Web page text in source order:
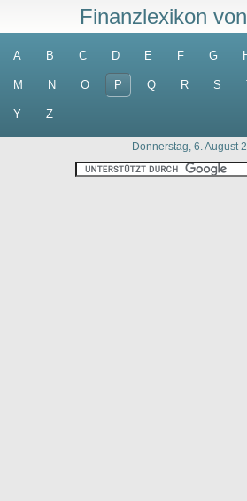
Finanzlexikon
A B C D E F G
M N O P Q R S
Y Z
Donnerstag, 6. August